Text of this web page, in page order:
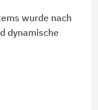
wurde nach
dynamische